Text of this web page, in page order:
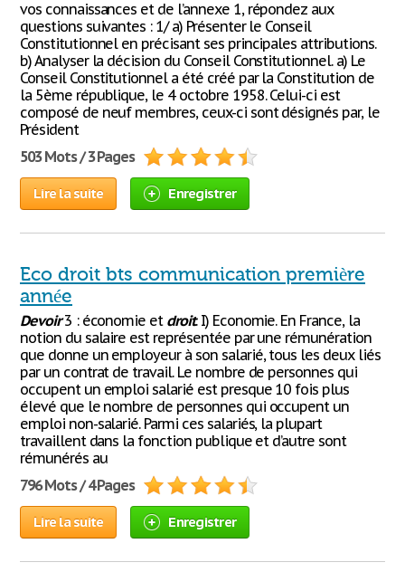
vos connaissances et de l’annexe 1, répondez aux
questions suivantes : 1/ a) Présenter le Conseil
Constitutionnel en précisant ses principales attributions.
b) Analyser la décision du Conseil Constitutionnel. a) Le
Conseil Constitutionnel a été créé par la Constitution de
la 5ème république, le 4 octobre 1958. Celui-ci est
composé de neuf membres, ceux-ci sont désignés par, le
Président
503 Mots / 3 Pages
Lire la suite Enregistrer
Eco droit bts communication première
année
Devoir3 : économie et droit. I) Economie. En France, la
notion du salaire est représentée par une rémunération
que donne un employeur à son salarié, tous les deux liés
par un contrat de travail. Le nombre de personnes qui
occupent un emploi salarié est presque 10 fois plus
élevé que le nombre de personnes qui occupent un
emploi non-salarié. Parmi ces salariés, la plupart
travaillent dans la fonction publique et d’autre sont
rémunérés au
796 Mots / 4 Pages
Lire la suite Enregistrer